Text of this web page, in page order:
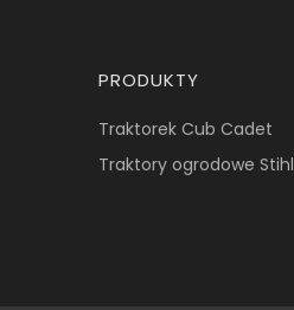
PRODUKTY
Traktorek Cub Cadet
Traktory ogrodowe Stihl